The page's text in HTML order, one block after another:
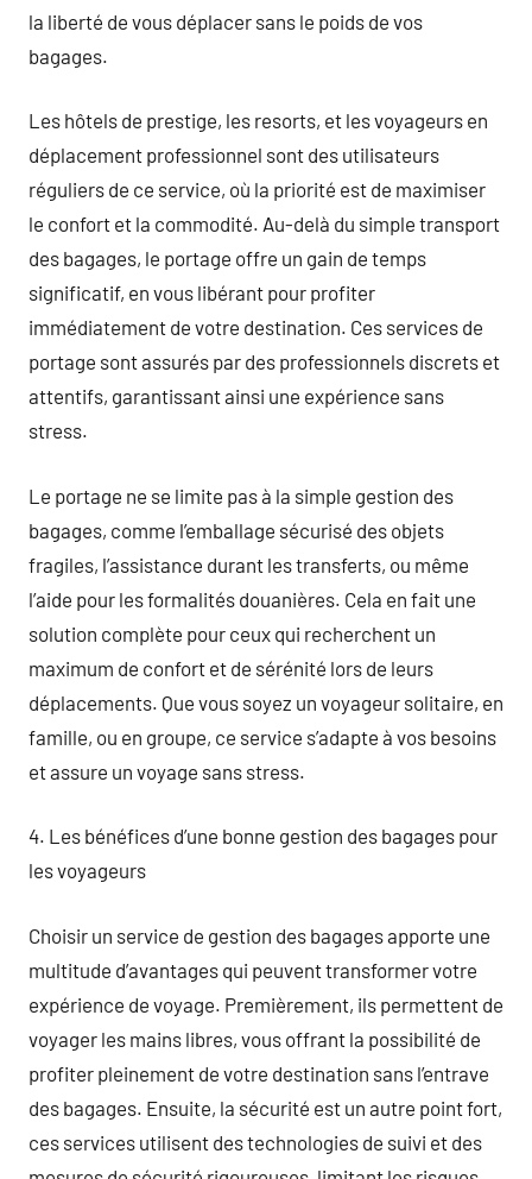
la liberté de vous déplacer sans le poids de vos
bagages.
Les hôtels de prestige, les resorts, et les voyageurs en
déplacement professionnel sont des utilisateurs
réguliers de ce service, où la priorité est de maximiser
le confort et la commodité. Au-delà du simple transport
des bagages, le portage offre un gain de temps
significatif, en vous libérant pour profiter
immédiatement de votre destination. Ces services de
portage sont assurés par des professionnels discrets et
attentifs, garantissant ainsi une expérience sans
stress.
Le portage ne se limite pas à la simple gestion des
bagages, comme l’emballage sécurisé des objets
fragiles, l’assistance durant les transferts, ou même
l’aide pour les formalités douanières. Cela en fait une
solution complète pour ceux qui recherchent un
maximum de confort et de sérénité lors de leurs
déplacements. Que vous soyez un voyageur solitaire, en
famille, ou en groupe, ce service s’adapte à vos besoins
et assure un voyage sans stress.
4. Les bénéfices d’une bonne gestion des bagages pour
les voyageurs
Choisir un service de gestion des bagages apporte une
multitude d’avantages qui peuvent transformer votre
expérience de voyage. Premièrement, ils permettent de
voyager les mains libres, vous offrant la possibilité de
profiter pleinement de votre destination sans l’entrave
des bagages. Ensuite, la sécurité est un autre point fort,
ces services utilisent des technologies de suivi et des